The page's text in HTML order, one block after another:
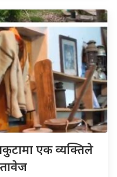
एक व्यक्तिले